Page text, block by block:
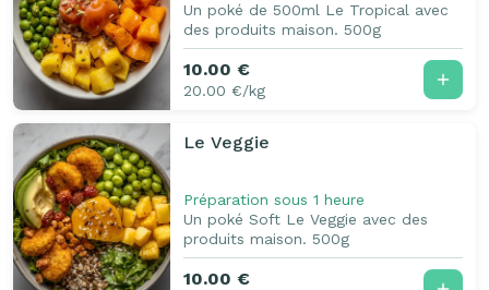
Un poké de 500ml Le Tropical avec
des produits maison. 500g
10.00 €
20.00 €/kg
Le Veggie
Préparation sous 1 heure
Un poké Soft Le Veggie avec des
produits maison. 500g
10.00 €